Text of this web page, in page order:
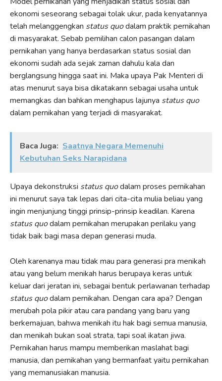
ekonomi seseorang sebagai tolak ukur, pada kenyatannya
telah melanggengkan status quodalam praktik pernikahan
di masyarakat. Sebab pemilihan calon pasangan dalam
pernikahan yang hanya berdasarkan status sosial dan
ekonomi sudah ada sejak zaman dahulu kala dan
berglangsung hingga saat ini. Maka upaya Pak Menteri di
atas menurut saya bisa dikatakann sebagai usaha untuk
memangkas dan bahkan menghapus lajunya status quo
dalam pernikahan yang terjadi di masyarakat.
Baca Juga: Saatnya Negara Memenuhi
Kebutuhan Seks Narapidana
Upaya dekonstruksi status quodalam proses pernikahan
ini menurut saya tak lepas dari cita-cita mulia beliau yang
ingin menjunjung tinggi prinsip-prinsip keadilan. Karena
status quodalam pernikahan merupakan perilaku yang
tidak baik bagi masa depan generasi muda.
Oleh karenanya mau tidak mau para generasi pra menikah
atau yang belum menikah harus berupaya keras untuk
keluar dari jeratan ini, sebagai bentuk perlawanan terhadap
status quodalam pernikahan. Dengan cara apa? Dengan
merubah pola pikir atau cara pandang yang baru yang
berkemajuan, bahwa menikah itu hak bagi semua manusia,
dan menikah bukan soal strata, tapi soal ikatan jiwa.
Pernikahan harus mampu memberikan maslahat bagi
manusia, dan pernikahan yang bermanfaat yaitu pernikahan
yang memanusiakan manusia.